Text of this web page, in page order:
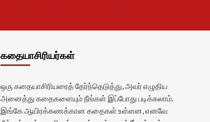
கதையாசிரியர்கள்
ஒரு கதையாசிரியரைத் தேர்ந்தெடுத்து, அவர் எழுதிய
அனைத்து கதைகளையும் நீங்கள் இப்போது படிக்கலாம்.
இங்கே ஆயிரக்கணக்கான கதைகள் உள்ளன, எனவே